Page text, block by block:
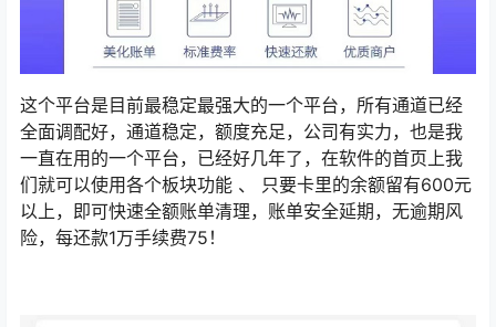
这个平台是目前最稳定最强大的一个平台，所有通道已经
全面调配好，通道稳定，额度充足，公司有实力，也是我
一直在用的一个平台，已经好几年了，在软件的首页上我
们就可以使用各个板块功能 、 ​​​​​​​只要卡里的余额留有600元
以上，即可快速全额账单清理，账单安全延期，无逾期风
险，每还款1万手续费75！